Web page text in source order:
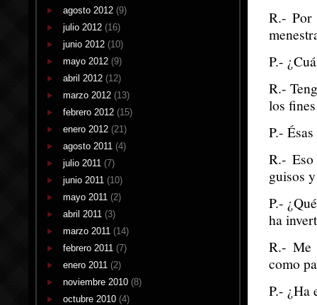
agosto 2012 (9)
julio 2012 (16)
junio 2012 (10)
mayo 2012 (9)
abril 2012 (12)
marzo 2012 (13)
febrero 2012 (15)
enero 2012 (21)
agosto 2011 (4)
julio 2011 (7)
junio 2011 (10)
mayo 2011 (2)
abril 2011 (3)
marzo 2011 (14)
febrero 2011 (7)
enero 2011 (2)
noviembre 2010 (8)
octubre 2010 (4)
R.- Por
P.-
R.-
los
P.-
R.-
guisos
P.-
ha
R.- Me
como
P.- ¿Ha